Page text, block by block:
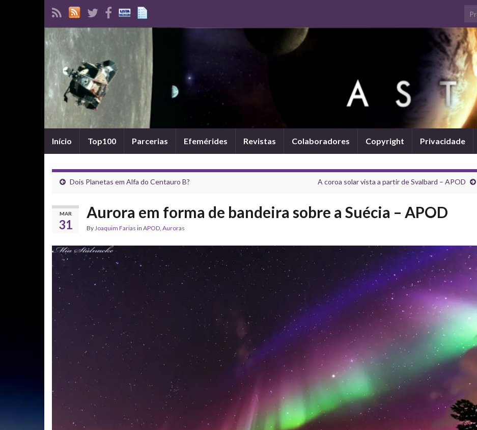
Início Top100 Parcerias Efemérides Revistas Colaboradores Copyright Privacidade
Dois Planetas em Alfa do Centauro B? A coroa solar vista a partir de Svalbard – APOD
MAR
31
Aurora em forma de bandeira sobre a Suécia – APOD
ByJoaquim Farias in APOD, Auroras